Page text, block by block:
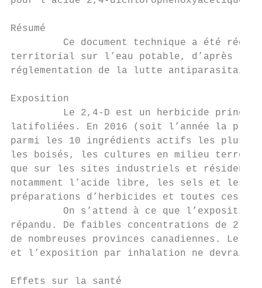
Résumé
Ce document technique a été
territorial sur l’eau potable, d’après les
réglementation de la lutte antiparasitaire
Exposition
Le 2,4-D est un herbicide
latifoliées. En 2016 (soit l’année la
parmi les 10 ingrédients actifs les plus
les boisés, les cultures en milieu terrestre
que sur les sites industriels et
notamment l’acide libre, les sels et les
préparations d’herbicides et toutes ces
On s’attend à ce que
répandu. De faibles concentrations de 2,4-
de nombreuses provinces canadiennes. Le
et l’exposition par inhalation ne devrait
Effets sur la santé